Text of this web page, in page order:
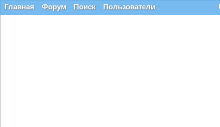
Главная Форум Поиск Пользователи